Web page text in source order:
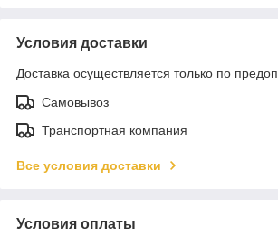
Условия доставки
Доставка осуществляется только по
Самовывоз
Транспортная компания
Все условия доставки
Условия оплаты